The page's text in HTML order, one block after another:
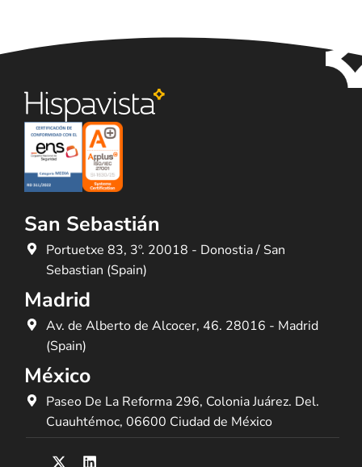
San Sebastián
Portuetxe 83, 3º. 20018 - Donostia / San
Sebastian (Spain)
Madrid
Av. de Alberto de Alcocer, 46. 28016 - Madrid
(Spain)
México
Paseo De La Reforma 296, Colonia Juárez. Del.
Cuauhtémoc, 06600 Ciudad de México